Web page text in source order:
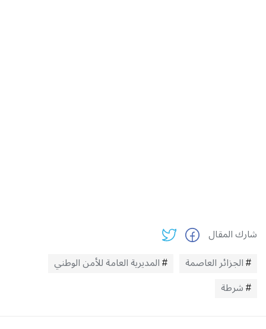
شارك المقال
الجزائر العاصمة
المديرية العامة للأمن الوطني
شرطة